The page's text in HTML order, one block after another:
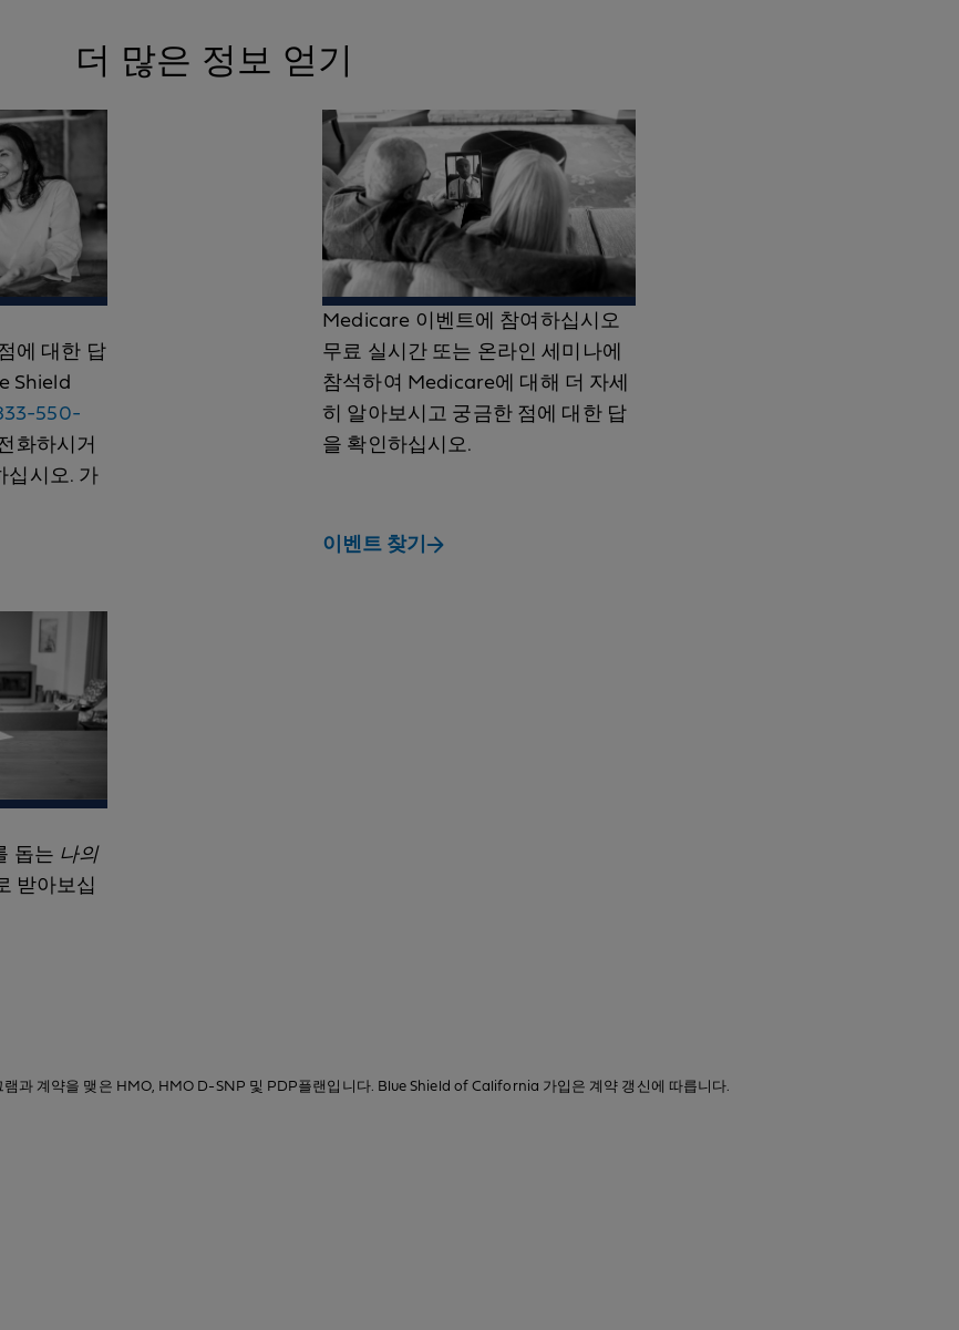
더 많은 정보 얻기
에 대한 답
Shield
550-
화하시거
십시오. 가
Medicare 이벤트에 참여하십시오
무료 실시간 또는 온라인 세미나에
참석하여 Medicare에 대해 더 자세
히 알아보시고 궁금한 점에 대한 답
을 확인하십시오.
이벤트 찾기
돕는 나의
받아보십
과 계약을 맺은 HMO, HMO D-SNP 및 PDP플랜입니다. Blue Shield of California 가입은 계약 갱신에 따릅니다.